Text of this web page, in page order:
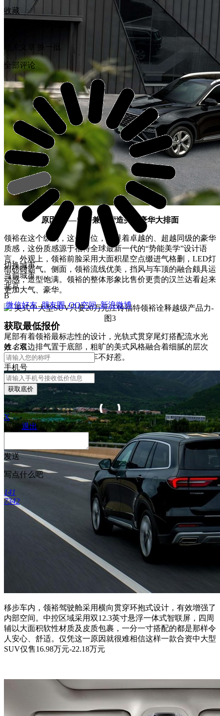
原因1——内外兼修营造美式豪华大排面
领裕在这个级别，这个价位，彰显着卓越的、超越同级的豪华
质感，这份质感源于福特全球最新一代的“势能美学”设计语
言。外观上，领裕前脸采用大面积星空点缀进气格删，LED灯
组磅礴霸气。侧面，领裕流线优美，挡风与车顶的融合颇具运
动感，造型饱满。领裕的整体形象比售价更贵的汉兰达看起来
更加大气、豪华。
尾部有着领裕最标志性的设计，光轨式贯穿尾灯搭配流水光
效，双边排气置于底部，粗旷的美式风格融合着细腻的层次
感，让人一看就知道，这车不好惹。
移步车内，领裕驾驶舱采用横向贯穿环抱式设计，有效增强了
内部空间。中控区域采用双12.3英寸悬浮一体式智联屏，四周
辅以大面积软性材质及皮质包裹，一分一寸搭配的都是那样令
人安心、舒适。仅凭这一原因就很难相信这样一款合资中大型
SUV仅售16.98万元-22.18万元
收藏
换一批
全部评论
切换城市
当前城市
北京
B
微信好友 朋友圈 QQ空间 新浪微博
获取最低报价
姓名名
手机号
获取底价
X
取消 退出
发送
写点什么吧
141
7342